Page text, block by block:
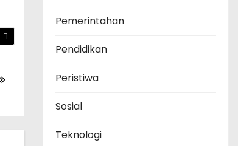
Pemerintahan
Pendidikan
Peristiwa
Sosial
Teknologi